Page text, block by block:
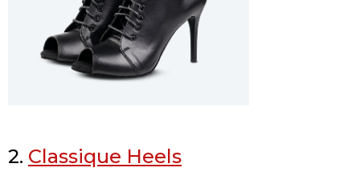
2. Classique Heels